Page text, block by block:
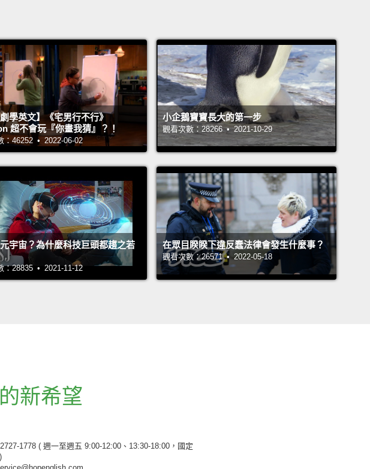
學英文】《宅男行不行》
超不會玩『你畫我猜』？！
：46252 • 2022-06-02
小企鵝寶寶長大的第一步
觀看次數：28266 • 2021-10-29
宇宙？為什麼科技巨頭都趨之若
：28835 • 2021-11-12
在眾目睽睽下違反蠢法律會發生什麼事？
觀看次數：26571 • 2022-05-18
新希望
1778 ( 週一至週五 9:00-12:00、13:30-18:00，國定